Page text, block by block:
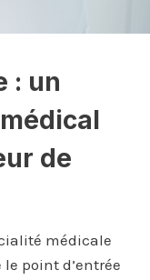
: un
de
médicale
point d’entrée